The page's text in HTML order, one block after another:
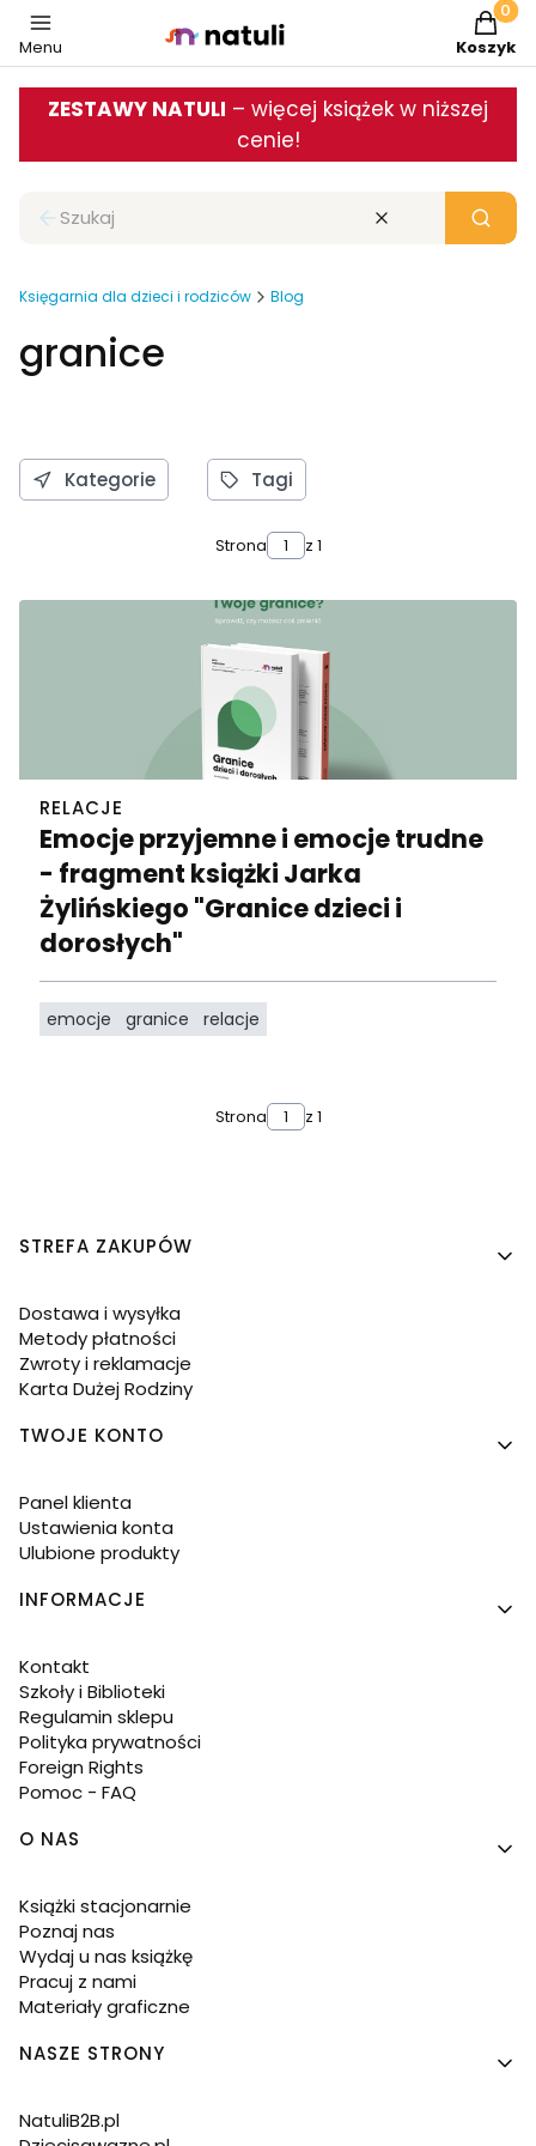
Menu Koszyk
ZESTAWY NATULI – więcej książek w niższej
cenie!
Zamknij wyszukiwarkę Wyczyść Szukaj
Księgarnia dla dzieci i rodziców Blog
granice
Kategorie Tagi
Strona z 1
RELACJE
Emocje przyjemne i emocje trudne
- fragment książki Jarka
Żylińskiego "Granice dzieci i
dorosłych"
emocje granice relacje
Strona z 1
Linki w stopce
STREFA ZAKUPÓW
Dostawa i wysyłka
Metody płatności
Zwroty i reklamacje
Karta Dużej Rodziny
TWOJE KONTO
Panel klienta
Ustawienia konta
Ulubione produkty
INFORMACJE
Kontakt
Szkoły i Biblioteki
Regulamin sklepu
Polityka prywatności
Foreign Rights
Pomoc - FAQ
O NAS
Książki stacjonarnie
Poznaj nas
Wydaj u nas książkę
Pracuj z nami
Materiały graficzne
NASZE STRONY
NatuliB2B.pl